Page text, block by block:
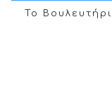
Το